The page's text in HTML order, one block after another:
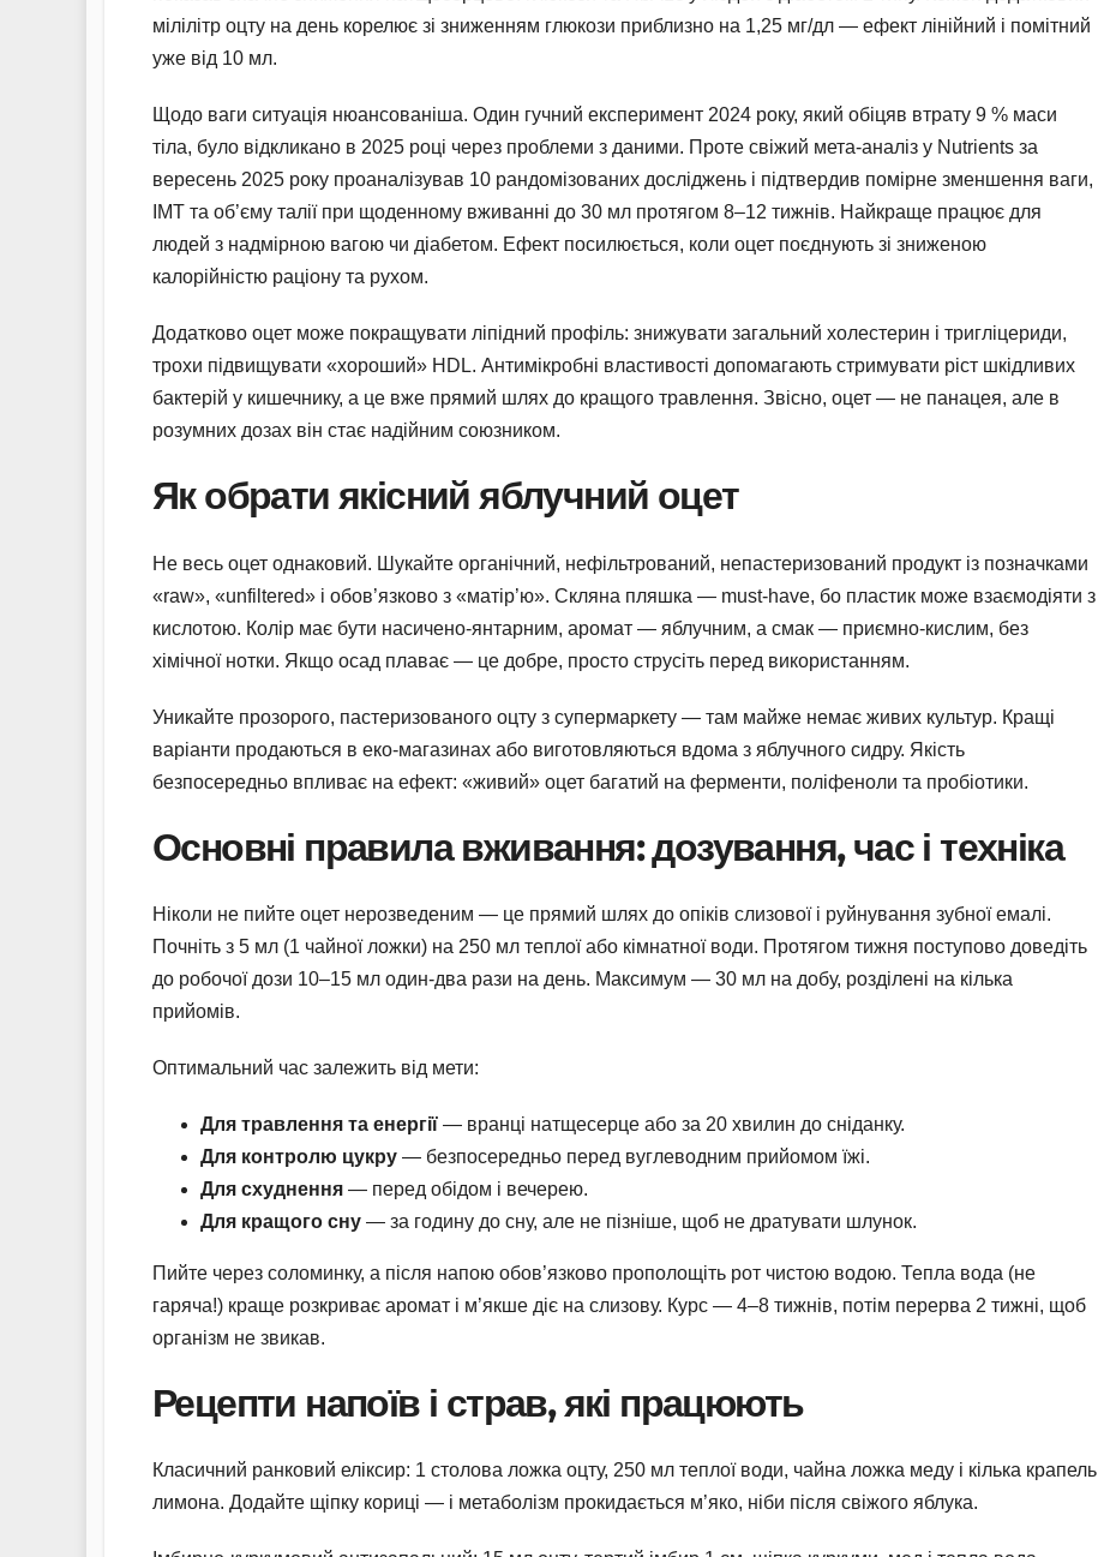
мілілітр оцту на день корелює зі зниженням глюкози приблизно на 1,25 мг/дл — ефект лінійний і помітний
уже від 10 мл.
Щодо ваги ситуація нюансованіша. Один гучний експеримент 2024 року, який обіцяв втрату 9 % маси
тіла, було відкликано в 2025 році через проблеми з даними. Проте свіжий мета-аналіз у Nutrients за
вересень 2025 року проаналізував 10 рандомізованих досліджень і підтвердив помірне зменшення ваги,
ІМТ та об’єму талії при щоденному вживанні до 30 мл протягом 8–12 тижнів. Найкраще працює для
людей з надмірною вагою чи діабетом. Ефект посилюється, коли оцет поєднують зі зниженою
калорійністю раціону та рухом.
Додатково оцет може покращувати ліпідний профіль: знижувати загальний холестерин і тригліцериди,
трохи підвищувати «хороший» HDL. Антимікробні властивості допомагають стримувати ріст шкідливих
бактерій у кишечнику, а це вже прямий шлях до кращого травлення. Звісно, оцет — не панацея, але в
розумних дозах він стає надійним союзником.
Як обрати якісний яблучний оцет
Не весь оцет однаковий. Шукайте органічний, нефільтрований, непастеризований продукт із позначками
«raw», «unfiltered» і обов’язково з «матір’ю». Скляна пляшка — must-have, бо пластик може взаємодіяти з
кислотою. Колір має бути насичено-янтарним, аромат — яблучним, а смак — приємно-кислим, без
хімічної нотки. Якщо осад плаває — це добре, просто струсіть перед використанням.
Уникайте прозорого, пастеризованого оцту з супермаркету — там майже немає живих культур. Кращі
варіанти продаються в еко-магазинах або виготовляються вдома з яблучного сидру. Якість
безпосередньо впливає на ефект: «живий» оцет багатий на ферменти, поліфеноли та пробіотики.
Основні правила вживання: дозування, час і техніка
Ніколи не пийте оцет нерозведеним — це прямий шлях до опіків слизової і руйнування зубної емалі.
Почніть з 5 мл (1 чайної ложки) на 250 мл теплої або кімнатної води. Протягом тижня поступово доведіть
до робочої дози 10–15 мл один-два рази на день. Максимум — 30 мл на добу, розділені на кілька
прийомів.
Оптимальний час залежить від мети:
Для травлення та енергії — вранці натщесерце або за 20 хвилин до сніданку.
Для контролю цукру — безпосередньо перед вуглеводним прийомом їжі.
Для схуднення — перед обідом і вечерею.
Для кращого сну — за годину до сну, але не пізніше, щоб не дратувати шлунок.
Пийте через соломинку, а після напою обов’язково прополощіть рот чистою водою. Тепла вода (не
гаряча!) краще розкриває аромат і м’якше діє на слизову. Курс — 4–8 тижнів, потім перерва 2 тижні, щоб
організм не звикав.
Рецепти напоїв і страв, які працюють
Класичний ранковий еліксир: 1 столова ложка оцту, 250 мл теплої води, чайна ложка меду і кілька крапель
лимона. Додайте щіпку кориці — і метаболізм прокидається м’яко, ніби після свіжого яблука.